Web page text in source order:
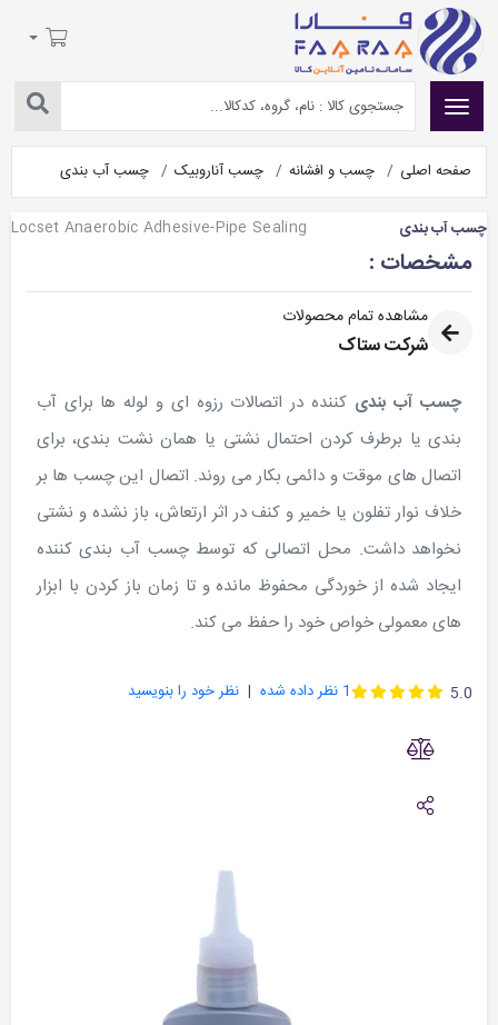
صفحه اصلی چسب و افشانه چسب آناروبیک چسب آب بندی
چسب آب بندی Locset Anaerobic Adhesive-Pipe Sealing
مشخصات :
مشاهده تمام محصولات
شرکت ستاک
چسب آب بندی کننده در اتصالات رزوه ای و لوله ها برای آب
بندی یا برطرف کردن احتمال نشتی یا همان نشت بندی، برای
اتصال های موقت و دائمی بکار می روند. اتصال این چسب ها بر
خلاف نوار تفلون یا خمیر و کنف در اثر ارتعاش، باز نشده و نشتی
نخواهد داشت. محل اتصالی که توسط چسب آب بندی کننده
ایجاد شده از خوردگی محفوظ مانده و تا زمان باز کردن با ابزار
های معمولی خواص خود را حفظ می کند.
5.0
1 نظر داده شده نظر خود را بنویسید